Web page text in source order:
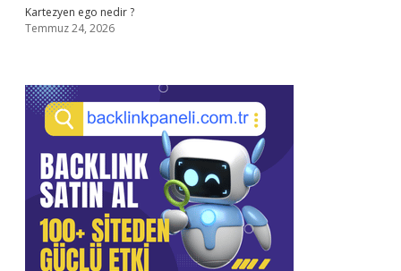
Kartezyen ego nedir ?
Temmuz 24, 2026